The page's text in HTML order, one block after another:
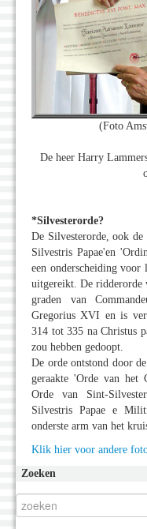
(Foto
De heer Harry
*Silvesterorde?
De Silvesterorde, ook
Silvestris Papae'en
een onderscheiding
uitgereikt. De ridderorde
graden van
Gregorius XVI en is
314 tot 335 na Christus
zou hebben gedoopt.
De orde ontstond door
geraakte 'Orde van het
Orde van Sint-
Silvestris Papae e
onderste arm van het
Klik hier voor andere
Zoeken